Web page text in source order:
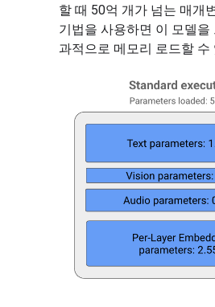
할 때 50억 개가 넘는 매개
기법을 사용하면 이 모델
과적으로 메모리 로드할 수